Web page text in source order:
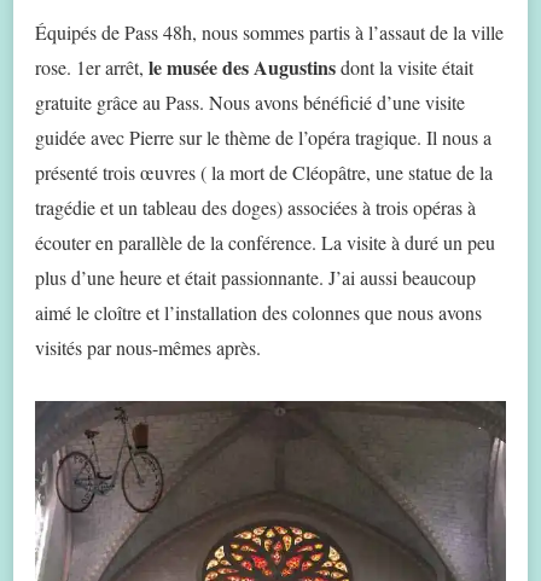
Équipés de Pass 48h, nous sommes partis à l’assaut de la ville
rose. 1er arrêt, le musée des Augustinsdont la visite était
gratuite grâce au Pass. Nous avons bénéficié d’une visite
guidée avec Pierre sur le thème de l’opéra tragique. Il nous a
présenté trois œuvres ( la mort de Cléopâtre, une statue de la
tragédie et un tableau des doges) associées à trois opéras à
écouter en parallèle de la conférence. La visite à duré un peu
plus d’une heure et était passionnante. J’ai aussi beaucoup
aimé le cloître et l’installation des colonnes que nous avons
visités par nous-mêmes après.